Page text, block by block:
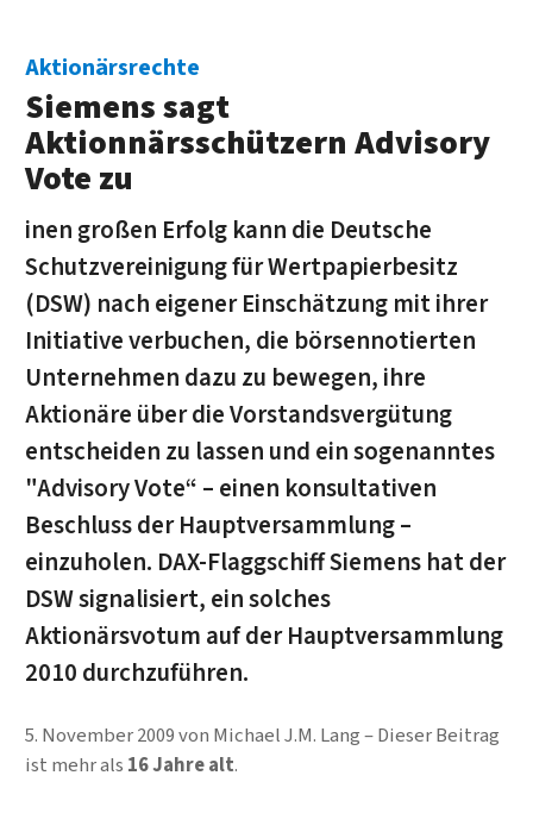
Aktionärsrechte
Siemens sagt
Aktionnärsschützern Advisory
Vote zu
inen großen Erfolg kann die Deutsche
Schutzvereinigung für Wertpapierbesitz
(DSW) nach eigener Einschätzung mit ihrer
Initiative verbuchen, die börsennotierten
Unternehmen dazu zu bewegen, ihre
Aktionäre über die Vorstandsvergütung
entscheiden zu lassen und ein sogenanntes
"Advisory Vote“ – einen konsultativen
Beschluss der Hauptversammlung –
einzuholen. DAX-Flaggschiff Siemens hat der
DSW signalisiert, ein solches
Aktionärsvotum auf der Hauptversammlung
2010 durchzuführen.
5. November 2009von Michael J.M. Lang
Dieser Beitrag
ist mehr als 16 Jahre alt.